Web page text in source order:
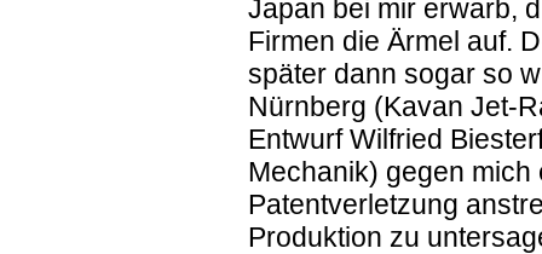
Japan bei mir erwarb,
Firmen die Ärmel auf.
später dann sogar so
Nürnberg (Kavan Jet-
Entwurf Wilfried
Mechanik) gegen mich
Patentverletzung
Produktion zu